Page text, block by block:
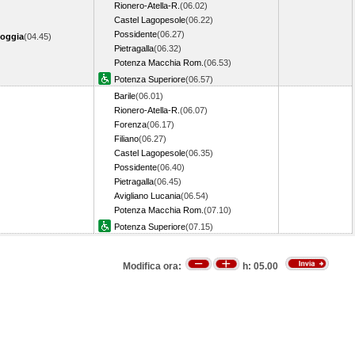
(04.45)
Rionero-Atella-R. (06.02)
Castel Lagopesole(06.22)
Possidente(06.27)
Pietragalla(06.32)
Potenza Macchia Rom. (06.53)
Potenza Superiore(06.57)
Barile(06.01)
Rionero-Atella-R. (06.07)
Forenza(06.17)
Filiano(06.27)
Castel Lagopesole(06.35)
Possidente(06.40)
Pietragalla(06.45)
Avigliano Lucania(06.54)
Potenza Macchia Rom. (07.10)
Potenza Superiore(07.15)
Modifica ora: h: 05.00